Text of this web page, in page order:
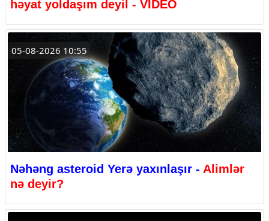
həyat yoldaşım deyil - VİDEO
05-08-2026 10:55
Nəhəng asteroid Yerə yaxınlaşır - Alimlər
nə deyir?